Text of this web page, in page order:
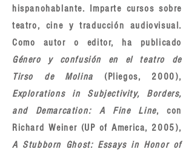
hispanohablante. Imparte cursos sobre
teatro, cine y traducción audiovisual.
Como autor o editor, ha publicado
Género y confusión en el teatro de
Tirso de Molina (Pliegos, 2000),
Explorations in Subjectivity, Borders,
and Demarcation: A Fine Line, con
Richard Weiner (UP of America, 2005),
A Stubborn Ghost: Essays in Honor of